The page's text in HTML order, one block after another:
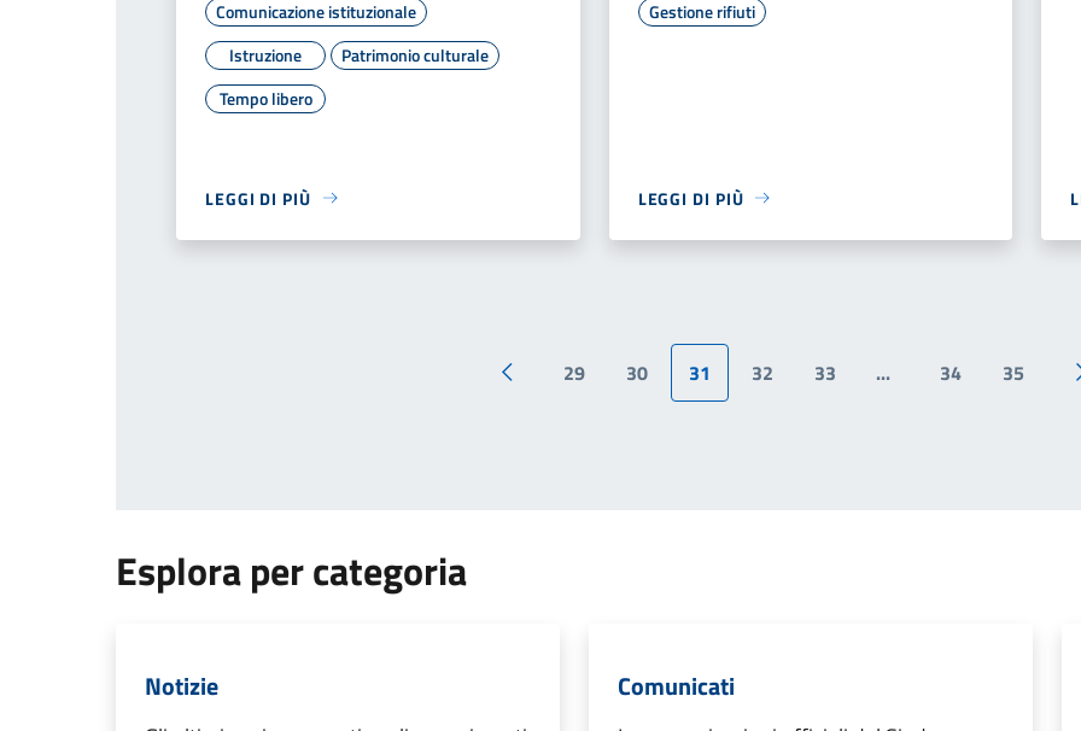
Comunicazione istituzionale
Istruzione
Patrimonio culturale
Tempo libero
LEGGI DI PIÙ
Gestione rifiuti
LEGGI DI PIÙ
Pagina precedente
29 30 31 32 33 ... 34 35
Esplora per categoria
Notizie Comunicati